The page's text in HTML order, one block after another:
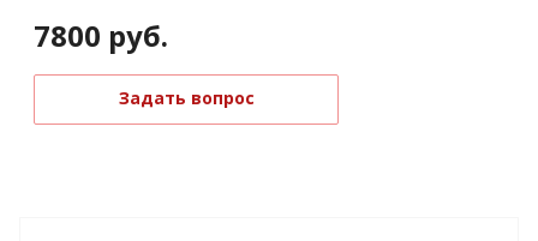
7800 руб.
Задать вопрос